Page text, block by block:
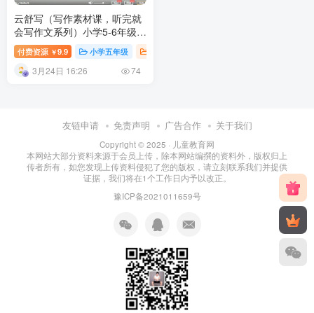
云舒写（写作素材课，听完就
会写作文系列）小学5-6年级
完结百度网盘下载
付费资源 ￥9.9 小学五年级
3月24日 16:26 74
友链申请 免责声明 广告合作 关于我们
Copyright © 2025 · 儿童教育网
本网站大部分资料来源于会员上传，除本网站编撰的资料外，版权归上
传者所有，如您发现上传资料侵犯了您的版权，请立刻联系我们并提供
证据，我们将在1个工作日内予以改正。
豫ICP备2021011659号